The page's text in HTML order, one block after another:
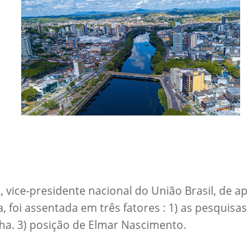
vice-presidente nacional do União Brasil, de
foi assentada em três fatores : 1) as
3) posição de Elmar Nascimento.